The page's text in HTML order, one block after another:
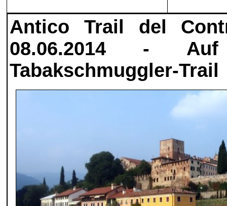
Antico Trail del
08.06.2014 -
Tabakschmuggler-Trail